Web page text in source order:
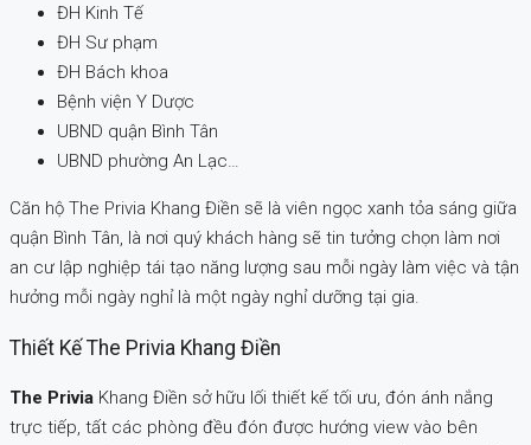
ĐH Kinh Tế
ĐH Sư phạm
ĐH Bách khoa
Bệnh viện Y Dược
UBND quận Bình Tân
UBND phường An Lạc…
Căn hộ The Privia Khang Điền sẽ là viên ngọc xanh tỏa sáng giữa
quận Bình Tân, là nơi quý khách hàng sẽ tin tưởng chọn làm nơi
an cư lập nghiệp tái tạo năng lượng sau mỗi ngày làm việc và tận
hưởng mỗi ngày nghỉ là một ngày nghỉ dưỡng tại gia.
Thiết Kế The Privia Khang Điền
The Privia Khang Điền sở hữu lối thiết kế tối ưu, đón ánh nắng
trực tiếp, tất các phòng đều đón được hướng view vào bên